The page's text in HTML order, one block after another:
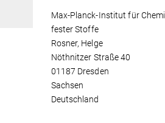
Max-Planck-Institut für
fester Stoffe
Rosner, Helge
Nöthnitzer Straße 40
01187 Dresden
Sachsen
Deutschland